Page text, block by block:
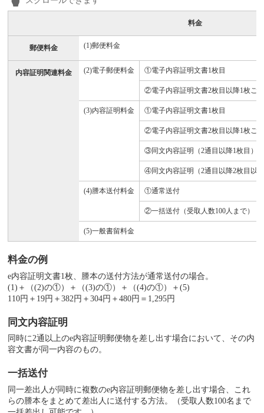
料金
郵便料金 (1)郵便料金
内容証明関連料金 (2)電子郵便料金 ①電子内容証明文書1枚目
②電子内容証明文書2枚目以降1枚ご
(3)内容証明料金 ①電子内容証明文書1枚目
②電子内容証明文書2枚目以降1枚ご
③同文内容証明（2通目以降1枚目）
④同文内容証明（2通目以降2枚目以
(4)謄本送付料金 ①通常送付
②一括送付（受取人数100人まで）
(5)一般書留料金
料金の例
e内容証明文書1枚、謄本の送付方法が通常送付の場合。
(1)＋（(2)の①）＋（(3)の①）＋（(4)の①）＋(5)
110円＋19円＋382円＋304円＋480円＝1,295円
同文内容証明
同時に2通以上のe内容証明郵便物を差し出す場合において、その内
容文書が同一内容のもの。
一括送付
同一差出人が同時に複数のe内容証明郵便物を差し出す場合、これ
らの謄本をまとめて差出人に送付する方法。（受取人数100名まで